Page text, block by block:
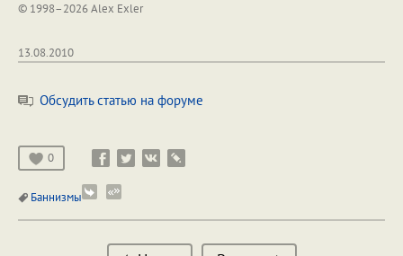
© 1998–2026 Alex Exler
13.08.2010
Обсудить статью на форуме
0
Баннизмы